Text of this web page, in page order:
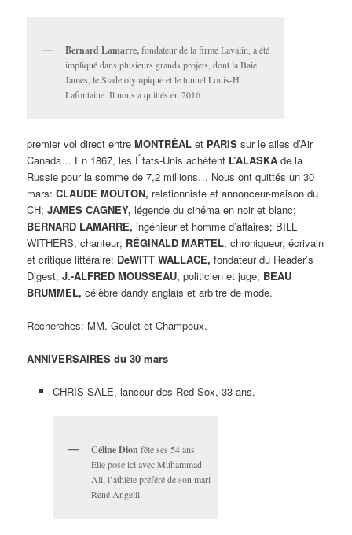
Bernard Lamarre,fondateur de la firme Lavalin, a été
impliqué dans plusieurs grands projets, dont la Baie
James, le Stade olympique et le tunnel Louis-H.
Lafontaine. Il nous a quittés en 2016.
premier vol direct entreMONTRÉAL et PARIS sur le ailes d’Air
Canada… En 1867, les États-Unis achètent L’ALASKA de la
Russie pour la somme de 7,2 millions… Nous ont quittés un 30
mars:CLAUDE MOUTON, relationniste et annonceur-maison du
CH;JAMES CAGNEY, légende du cinéma en noir et blanc;
BERNARD LAMARRE, ingénieur et homme d’affaires; BILL
WITHERS, chanteur; RÉGINALD MARTEL, chroniqueur, écrivain
et critique littéraire; DeWITT WALLACE, fondateur du Reader’s
Digest;J.-ALFRED MOUSSEAU, politicien et juge; BEAU
BRUMMEL, célèbre dandy anglais et arbitre de mode.
Recherches: MM. Goulet et Champoux.
ANNIVERSAIRES du 30 mars
CHRIS SALE, lanceur des Red Sox, 33 ans.
Céline Dion fête ses 54 ans.
Elle pose ici avec Muhammad
Ali, l’athlète préféré de son mari
René Angelil.